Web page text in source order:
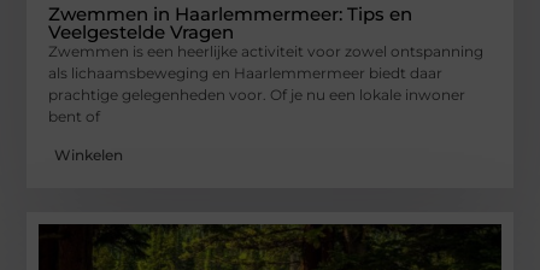
Zwemmen in Haarlemmermeer: Tips en
Veelgestelde Vragen
Zwemmen is een heerlijke activiteit voor zowel ontspanning
als lichaamsbeweging en Haarlemmermeer biedt daar
prachtige gelegenheden voor. Of je nu een lokale inwoner
bent of
Winkelen